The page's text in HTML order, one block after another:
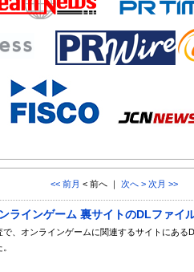
<< 前月 < 前へ ｜ 次へ > 次月 >>
ラインゲーム 裏サイトのDLファイ
、オンラインゲームに関連するサイトにあ